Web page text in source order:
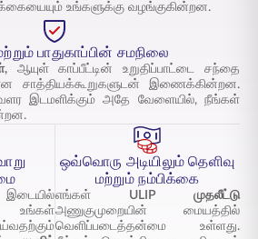
உங்களுக்கு வழங்குகின்றன.
பாதுகாப்பின் சமநிலை
ஆயுள் காப்பீட்டின் உறுதிப்பாட்டை சந்தை
சாத்தியக்கூறுகளுடன் இணைக்கின்றன.
இடமளிக்கும் அதே வேளையில், நீங்கள்
உங்கள்
ஒவ்வொரு அடியிலும் தெளிவு
மற்றும் நம்பிக்கை
எங்கள் ULIP முதலீட்டு
அணுகுமுறையின் மையத்தில்
வெளிப்படைத்தன்மை உள்ளது.